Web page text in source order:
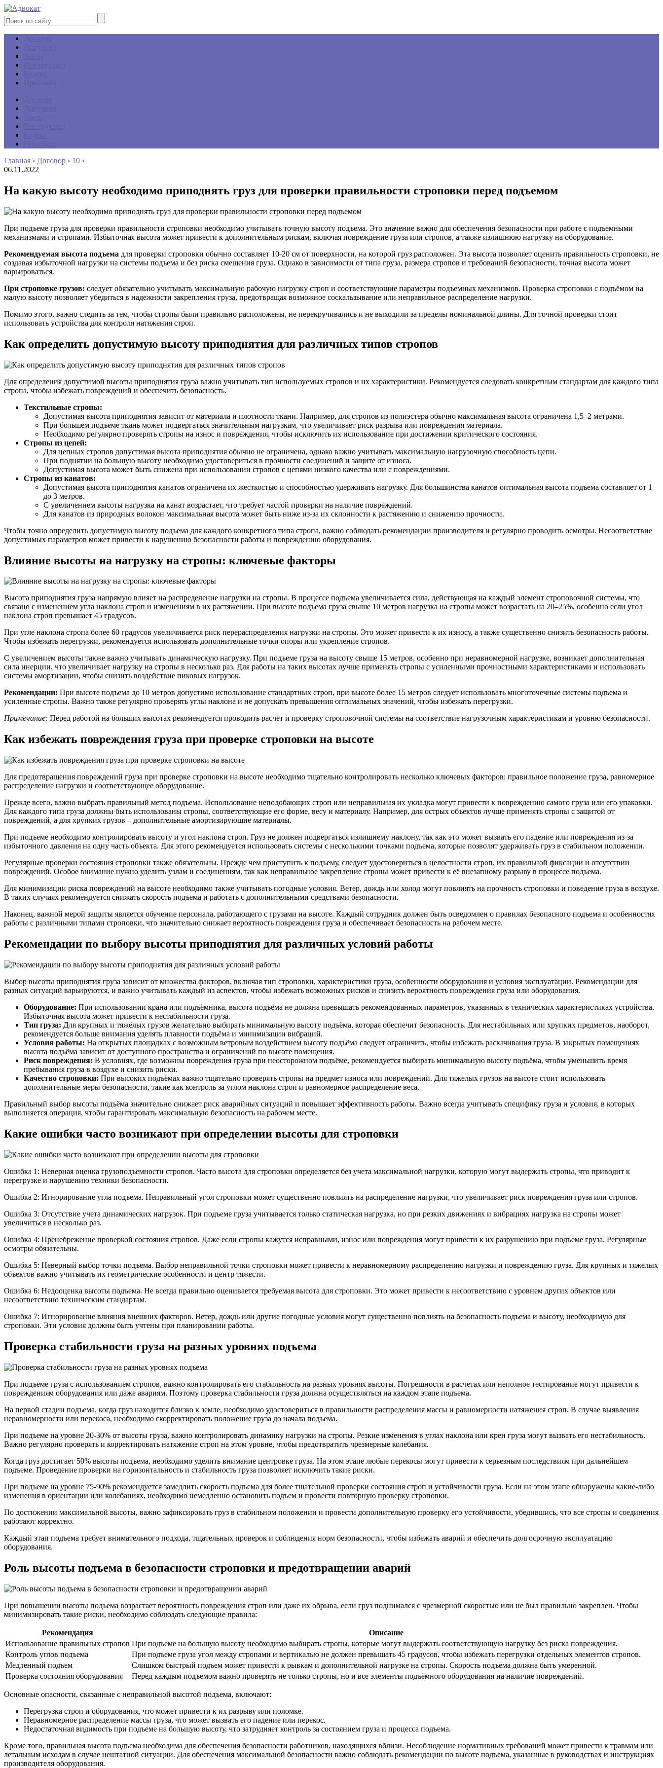
Главная › Договор › 10 ›
06.11.2022
На какую высоту необходимо приподнять груз для проверки правильности строповки перед подъемом
При подъеме груза для проверки правильности строповки необходимо учитывать точную высоту подъема. Это значение важно для обеспечения безопасности при работе с подъемными
механизмами и стропами. Избыточная высота может привести к дополнительным рискам, включая повреждение груза или стропов, а также излишнюю нагрузку на оборудование.
Рекомендуемая высота подъема для проверки строповки обычно составляет 10-20 см от поверхности, на которой груз расположен. Эта высота позволяет оценить правильность строповки, не
создавая избыточной нагрузки на системы подъема и без риска смещения груза. Однако в зависимости от типа груза, размера стропов и требований безопасности, точная высота может
варьироваться.
При строповке грузов: следует обязательно учитывать максимальную рабочую нагрузку строп и соответствующие параметры подъемных механизмов. Проверка строповки с подъёмом на
малую высоту позволяет убедиться в надежности закрепления груза, предотвращая возможное соскальзывание или неправильное распределение нагрузки.
Помимо этого, важно следить за тем, чтобы стропы были правильно расположены, не перекручивались и не выходили за пределы номинальной длины. Для точной проверки стоит
использовать устройства для контроля натяжения строп.
Как определить допустимую высоту приподнятия для различных типов стропов
Для определения допустимой высоты приподнятия груза важно учитывать тип используемых стропов и их характеристики. Рекомендуется следовать конкретным стандартам для каждого типа
стропа, чтобы избежать повреждений и обеспечить безопасность.
Текстильные стропы:
Допустимая высота приподнятия зависит от материала и плотности ткани. Например, для стропов из полиэстера обычно максимальная высота ограничена 1,5–2 метрами.
При большем подъеме ткань может подвергаться значительным нагрузкам, что увеличивает риск разрыва или повреждения материала.
Необходимо регулярно проверять стропы на износ и повреждения, чтобы исключить их использование при достижении критического состояния.
Стропы из цепей:
Для цепных стропов допустимая высота приподнятия обычно не ограничена, однако важно учитывать максимальную нагрузочную способность цепи.
При поднятии на большую высоту необходимо удостовериться в прочности соединений и защите от износа.
Допустимая высота может быть снижена при использовании стропов с цепями низкого качества или с повреждениями.
Стропы из канатов:
Допустимая высота приподнятия канатов ограничена их жесткостью и способностью удерживать нагрузку. Для большинства канатов оптимальная высота подъема составляет от 1
до 3 метров.
С увеличением высоты нагрузка на канат возрастает, что требует частой проверки на наличие повреждений.
Для канатов из природных волокон максимальная высота может быть ниже из-за их склонности к растяжению и снижению прочности.
Чтобы точно определить допустимую высоту подъема для каждого конкретного типа стропа, важно соблюдать рекомендации производителя и регулярно проводить осмотры. Несоответствие
допустимых параметров может привести к нарушению безопасности работы и повреждению оборудования.
Влияние высоты на нагрузку на стропы: ключевые факторы
Высота приподнятия груза напрямую влияет на распределение нагрузки на стропы. В процессе подъема увеличивается сила, действующая на каждый элемент строповочной системы, что
связано с изменением угла наклона строп и изменениям в их растяжении. При высоте подъема груза свыше 10 метров нагрузка на стропы может возрастать на 20–25%, особенно если угол
наклона строп превышает 45 градусов.
При угле наклона стропа более 60 градусов увеличивается риск перераспределения нагрузки на стропы. Это может привести к их износу, а также существенно снизить безопасность работы.
Чтобы избежать перегрузки, рекомендуется использовать дополнительные точки опоры или укрепление стропов.
С увеличением высоты также важно учитывать динамическую нагрузку. При подъеме груза на высоту свыше 15 метров, особенно при неравномерной нагрузке, возникает дополнительная
сила инерции, что увеличивает нагрузку на стропы в несколько раз. Для работы на таких высотах лучше применять стропы с усиленными прочностными характеристиками и использовать
системы амортизации, чтобы снизить воздействие пиковых нагрузок.
Рекомендации: При высоте подъема до 10 метров допустимо использование стандартных строп, при высоте более 15 метров следует использовать многоточечные системы подъема и
усиленные стропы. Важно также регулярно проверять углы наклона и не допускать превышения оптимальных значений, чтобы избежать перегрузки.
Примечание: Перед работой на больших высотах рекомендуется проводить расчет и проверку строповочной системы на соответствие нагрузочным характеристикам и уровню безопасности.
Как избежать повреждения груза при проверке строповки на высоте
Для предотвращения повреждений груза при проверке строповки на высоте необходимо тщательно контролировать несколько ключевых факторов: правильное положение груза, равномерное
распределение нагрузки и соответствующее оборудование.
Прежде всего, важно выбрать правильный метод подъема. Использование неподобающих строп или неправильная их укладка могут привести к повреждению самого груза или его упаковки.
Для каждого типа груза должны быть использованы стропы, соответствующие его форме, весу и материалу. Например, для острых объектов лучше применять стропы с защитой от
повреждений, а для хрупких грузов – дополнительные амортизирующие материалы.
При подъеме необходимо контролировать высоту и угол наклона строп. Груз не должен подвергаться излишнему наклону, так как это может вызвать его падение или повреждения из-за
избыточного давления на одну часть объекта. Для этого рекомендуется использовать системы с несколькими точками подъема, которые позволят удерживать груз в стабильном положении.
Регулярные проверки состояния строповки также обязательны. Прежде чем приступить к подъему, следует удостовериться в целостности строп, их правильной фиксации и отсутствии
повреждений. Особое внимание нужно уделить узлам и соединениям, так как неправильное закрепление стропы может привести к её внезапному разрыву в процессе подъема.
Для минимизации риска повреждений на высоте необходимо также учитывать погодные условия. Ветер, дождь или холод могут повлиять на прочность строповки и поведение груза в воздухе.
В таких случаях рекомендуется снижать скорость подъема и работать с дополнительными средствами безопасности.
Наконец, важной мерой защиты является обучение персонала, работающего с грузами на высоте. Каждый сотрудник должен быть осведомлен о правилах безопасного подъема и особенностях
работы с различными типами строповки, что значительно снижает вероятность повреждения груза и обеспечивает безопасность на рабочем месте.
Рекомендации по выбору высоты приподнятия для различных условий работы
Выбор высоты приподнятия груза зависит от множества факторов, включая тип строповки, характеристики груза, особенности оборудования и условия эксплуатации. Рекомендации для
разных ситуаций варьируются, и важно учитывать каждый из аспектов, чтобы избежать возможных рисков и снизить вероятность повреждения груза или оборудования.
Оборудование: При использовании крана или подъёмника, высота подъёма не должна превышать рекомендованных параметров, указанных в технических характеристиках устройства.
Избыточная высота может привести к нестабильности груза.
Тип груза: Для крупных и тяжёлых грузов желательно выбирать минимальную высоту подъёма, которая обеспечит безопасность. Для нестабильных или хрупких предметов, наоборот,
рекомендуется больше внимания уделять плавности подъёма и минимизации вибраций.
Условия работы: На открытых площадках с возможным ветровым воздействием высоту подъёма следует ограничить, чтобы избежать раскачивания груза. В закрытых помещениях
высота подъёма зависит от доступного пространства и ограничений по высоте помещения.
Риск повреждения: В условиях, где возможны повреждения груза при неосторожном подъёме, рекомендуется выбирать минимальную высоту подъёма, чтобы уменьшить время
пребывания груза в воздухе и снизить риски.
Качество строповки: При высоких подъёмах важно тщательно проверять стропы на предмет износа или повреждений. Для тяжелых грузов на высоте стоит использовать
дополнительные меры безопасности, такие как контроль за углом наклона строп и равномерное распределение веса.
Правильный выбор высоты подъёма значительно снижает риск аварийных ситуаций и повышает эффективность работы. Важно всегда учитывать специфику груза и условия, в которых
выполняется операция, чтобы гарантировать максимальную безопасность на рабочем месте.
Какие ошибки часто возникают при определении высоты для строповки
Ошибка 1: Неверная оценка грузоподъемности стропов. Часто высота для строповки определяется без учета максимальной нагрузки, которую могут выдержать стропы, что приводит к
перегрузке и нарушению техники безопасности.
Ошибка 2: Игнорирование угла подъема. Неправильный угол строповки может существенно повлиять на распределение нагрузки, что увеличивает риск повреждения груза или стропов.
Ошибка 3: Отсутствие учета динамических нагрузок. При подъеме груза учитывается только статическая нагрузка, но при резких движениях и вибрациях нагрузка на стропы может
увеличиться в несколько раз.
Ошибка 4: Пренебрежение проверкой состояния стропов. Даже если стропы кажутся исправными, износ или повреждения могут привести к их разрушению при подъеме груза. Регулярные
осмотры обязательны.
Ошибка 5: Неверный выбор точки подъема. Выбор неправильной точки строповки может привести к неравномерному распределению нагрузки и повреждению груза. Для крупных и тяжелых
объектов важно учитывать их геометрические особенности и центр тяжести.
Ошибка 6: Недооценка высоты подъема. Не всегда правильно оценивается требуемая высота для строповки. Это может привести к несоответствию с уровнем других объектов или
несоответствию техническим стандартам.
Ошибка 7: Игнорирование влияния внешних факторов. Ветер, дождь или другие погодные условия могут существенно повлиять на безопасность подъема и высоту, необходимую для
строповки. Эти условия должны быть учтены при планировании работы.
Проверка стабильности груза на разных уровнях подъема
При подъеме груза с использованием стропов, важно контролировать его стабильность на разных уровнях высоты. Погрешности в расчетах или неполное тестирование могут привести к
повреждениям оборудования или даже авариям. Поэтому проверка стабильности груза должна осуществляться на каждом этапе подъема.
На первой стадии подъема, когда груз находится близко к земле, необходимо удостовериться в правильности распределения массы и равномерности натяжения строп. В случае выявления
неравномерности или перекоса, необходимо скорректировать положение груза до начала подъема.
При подъеме на уровне 20-30% от высоты груза, важно контролировать динамику нагрузки на стропы. Резкие изменения в углах наклона или крен груза могут вызвать его нестабильность.
Важно регулярно проверять и корректировать натяжение строп на этом уровне, чтобы предотвратить чрезмерные колебания.
Когда груз достигает 50% высоты подъема, необходимо уделить внимание центровке груза. На этом этапе любые перекосы могут привести к серьезным последствиям при дальнейшем
подъеме. Проведение проверки на горизонтальность и стабильность груза позволяет исключить такие риски.
При подъеме на уровне 75-90% рекомендуется замедлить скорость подъема для более тщательной проверки состояния строп и устойчивости груза. Если на этом этапе обнаружены какие-либо
изменения в ориентации или колебаниях, необходимо немедленно остановить подъем и провести повторную проверку строповки.
По достижении максимальной высоты, важно зафиксировать груз в стабильном положении и провести дополнительную проверку его устойчивости, убедившись, что все стропы и соединения
работают корректно.
Каждый этап подъема требует внимательного подхода, тщательных проверок и соблюдения норм безопасности, чтобы избежать аварий и обеспечить долгосрочную эксплуатацию
оборудования.
Роль высоты подъема в безопасности строповки и предотвращении аварий
При повышении высоты подъема возрастает вероятность повреждения строп или даже их обрыва, если груз поднимался с чрезмерной скоростью или не был правильно закреплен. Чтобы
минимизировать такие риски, необходимо соблюдать следующие правила:
Рекомендация
Описание
Использование правильных стропов При подъеме на большую высоту необходимо выбирать стропы, которые могут выдержать соответствующую нагрузку без риска повреждения.
Контроль углов подъема
При подъеме груза угол между стропами и вертикалью не должен превышать 45 градусов, чтобы избежать перегрузки отдельных элементов стропов.
Медленный подъем
Слишком быстрый подъем может привести к рывкам и дополнительной нагрузке на стропы. Скорость подъема должна быть умеренной.
Проверка состояния оборудования
Перед каждым подъемом важно проверять не только стропы, но и все элементы подъёмного оборудования на наличие повреждений.
Основные опасности, связанные с неправильной высотой подъема, включают:
Перегрузка строп и оборудования, что может привести к их разрыву или поломке.
Неравномерное распределение массы груза, что может вызвать его падение или перекос.
Недостаточная видимость при подъеме на большую высоту, что затрудняет контроль за состоянием груза и процесса подъема.
Кроме того, правильная высота подъема необходима для обеспечения безопасности работников, находящихся вблизи. Несоблюдение нормативных требований может привести к травмам или
летальным исходам в случае нештатной ситуации. Для обеспечения максимальной безопасности важно соблюдать рекомендации по высоте подъема, указанные в руководствах и инструкциях
производителя оборудования.